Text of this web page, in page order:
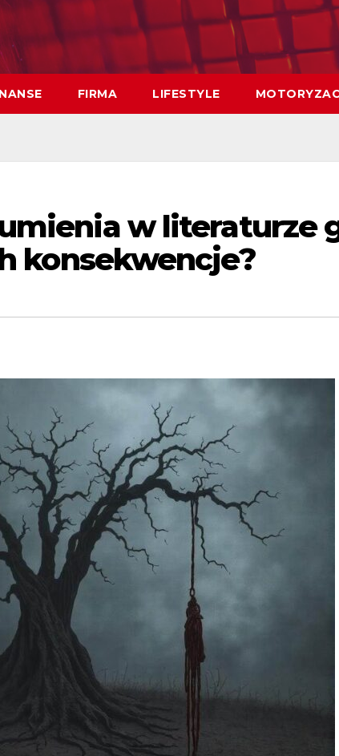
FIRMA LIFESTYLE
w literaturze
konsekwencje?